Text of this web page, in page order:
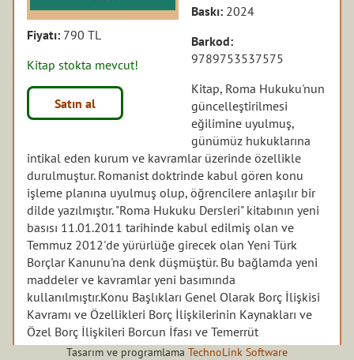
Fiyatı: 790 TL
Kitap stokta mevcut!
Satın al
Baskı: 2024
Barkod:
9789753537575
Kitap, Roma Hukuku'nun
güncelleştirilmesi
eğilimine uyulmuş,
günümüz hukuklarına
intikal eden kurum ve kavramlar üzerinde özellikle
durulmuştur. Romanist doktrinde kabul gören konu
işleme planına uyulmuş olup, öğrencilere anlaşılır bir
dilde yazılmıştır. "Roma Hukuku Dersleri" kitabının yeni
basısı 11.01.2011 tarihinde kabul edilmiş olan ve
Temmuz 2012'de yürürlüğe girecek olan Yeni Türk
Borçlar Kanunu'na denk düşmüştür. Bu bağlamda yeni
maddeler ve kavramlar yeni basımında
kullanılmıştır.Konu Başlıkları Genel Olarak Borç İlişkisi
Kavramı ve Özellikleri Borç İlişkilerinin Kaynakları ve
Özel Borç İlişkileri Borcun İfası ve Temerrüt
Tasarım ve programlama TechnoLink Software